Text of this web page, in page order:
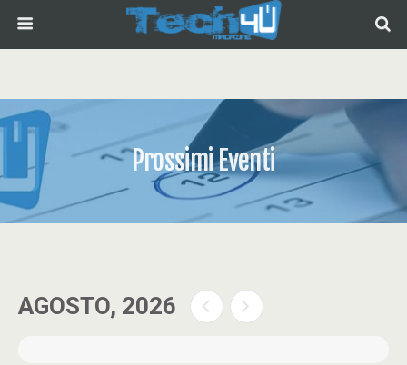
Prossimi Eventi
AGOSTO, 2026